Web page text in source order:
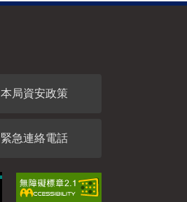
本局資安政策
緊急連絡電話